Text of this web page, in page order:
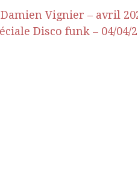
Damien Vignier – avril
Disco funk – 04/04/